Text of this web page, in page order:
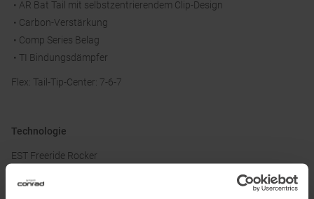
• AR Bat Tail mit selbstzentrierendem Clip-Design
• Carbon-Verstärkung
• Comp Series Belag
• TI Bindungsdämpfer
Flex: Tail-Tip-Center: 7-6-7
Technologie
EST Freeride Rocker
Der Rocker im Vorderbacken und die zusätzliche Verjüngung der
Skispitze sorgen für optimalen Auftrieb im weichen Material. Der